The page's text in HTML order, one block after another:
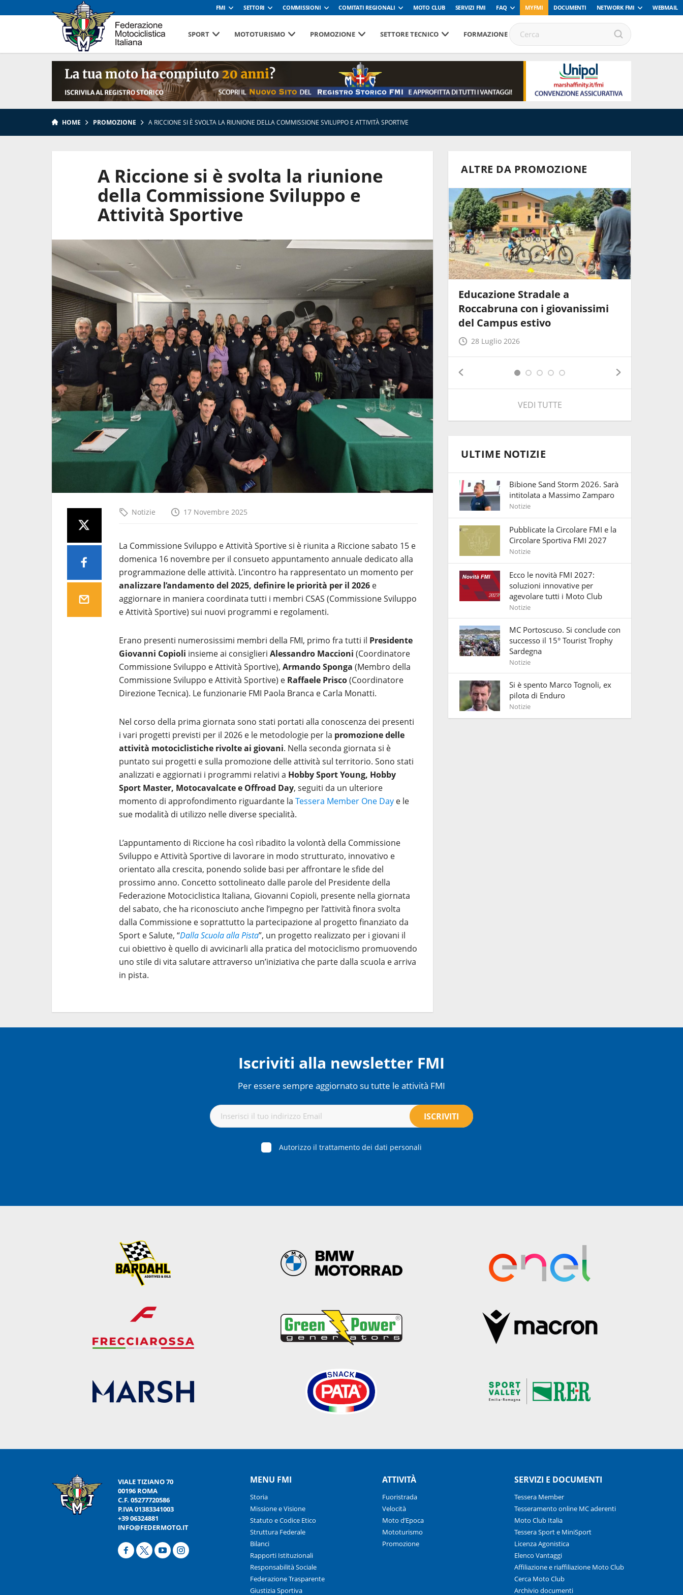
FMI SETTORI COMMISSIONI COMITATI REGIONALI MOTO CLUB SERVIZI FMI FAQ MYFMI DOCUMENTI NETWORK FMI WEBMAIL
SPORT MOTOTURISMO PROMOZIONE SETTORE TECNICO FORMAZIONE
HOME PROMOZIONE A RICCIONE SI È SVOLTA LA RIUNIONE DELLA COMMISSIONE SVILUPPO E ATTIVITÀ SPORTIVE
A Riccione si è svolta la riunione
della Commissione Sviluppo e
Attività Sportive
Notizie 17 Novembre 2025
La Commissione Sviluppo e Attività Sportive si è riunita a Riccione sabato 15 e
domenica 16 novembre per il consueto appuntamento annuale dedicato alla
programmazione delle attività. L’incontro ha rappresentato un momento per
analizzare l’andamento del 2025, definire le priorità per il 2026 e
aggiornare in maniera coordinata tutti i membri CSAS (Commissione Sviluppo
e Attività Sportive) sui nuovi programmi e regolamenti.
Erano presenti numerosissimi membri della FMI, primo fra tutti il Presidente
Giovanni Copioli insieme ai consiglieri Alessandro Maccioni (Coordinatore
Commissione Sviluppo e Attività Sportive), Armando Sponga (Membro della
Commissione Sviluppo e Attività Sportive) e Raffaele Prisco(Coordinatore
Direzione Tecnica). Le funzionarie FMI Paola Branca e Carla Monatti.
Nel corso della prima giornata sono stati portati alla conoscenza dei presenti
i vari progetti previsti per il 2026 e le metodologie per la promozione delle
attività motociclistiche rivolte ai giovani. Nella seconda giornata si è
puntato sui progetti e sulla promozione delle attività sul territorio. Sono stati
analizzati e aggiornati i programmi relativi a Hobby Sport Young, Hobby
Sport Master, Motocavalcate e Offroad Day, seguiti da un ulteriore
momento di approfondimento riguardante la Tessera Member One Day e le
sue modalità di utilizzo nelle diverse specialità.
L’appuntamento di Riccione ha così ribadito la volontà della Commissione
Sviluppo e Attività Sportive di lavorare in modo strutturato, innovativo e
orientato alla crescita, ponendo solide basi per affrontare le sfide del
prossimo anno. Concetto sottolineato dalle parole del Presidente della
Federazione Motociclistica Italiana, Giovanni Copioli, presente nella giornata
del sabato, che ha riconosciuto anche l’impegno per l’attività finora svolta
dalla Commissione e soprattutto la partecipazione al progetto finanziato da
Sport e Salute, “Dalla Scuola alla Pista”, un progetto realizzato per i giovani il
cui obiettivo è quello di avvicinarli alla pratica del motociclismo promuovendo
uno stile di vita salutare attraverso un’iniziativa che parte dalla scuola e arriva
in pista.
ALTRE DA PROMOZIONE
A Misano
Pubblicato il documento
"Conversione delle Qualifiche
Tecniche"
14 Giugno 2026
Il progetto Primi Passi MX
Minisport ha concluso
l'appuntamento a Chiusdino
12 Giugno 2026
Educazione Stradale a
Roccabruna con i giovanissimi
del Campus estivo
28 Luglio 2026
VEDI TUTTE
ULTIME NOTIZIE
Bibione Sand Storm 2026. Sarà
intitolata a Massimo Zamparo
Notizie
Pubblicate la Circolare FMI e la
Circolare Sportiva FMI 2027
Notizie
Ecco le novità FMI 2027:
soluzioni innovative per
agevolare tutti i Moto Club
Notizie
MC Portoscuso. Si conclude con
successo il 15° Tourist Trophy
Sardegna
Notizie
Si è spento Marco Tognoli, ex
pilota di Enduro
Notizie
Iscriviti alla newsletter FMI
Per essere sempre aggiornato su tutte le attività FMI
Autorizzo il trattamento dei dati personali
VIALE TIZIANO 70
00196 ROMA
C.F. 05277720586
P.IVA 01383341003
+39 06324881
INFO@FEDERMOTO.IT
MENU FMI
Storia
Missione e Visione
Statuto e Codice Etico
Struttura Federale
Bilanci
Rapporti Istituzionali
Responsabilità Sociale
Federazione Trasparente
Giustizia Sportiva
ATTIVITÀ
Fuoristrada
Velocità
Moto d’Epoca
Mototurismo
Promozione
SERVIZI E DOCUMENTI
Tessera Member
Tesseramento online MC aderenti
Moto Club Italia
Tessera Sport e MiniSport
Licenza Agonistica
Elenco Vantaggi
Affiliazione e riaffiliazione Moto Club
Cerca Moto Club
Archivio documenti